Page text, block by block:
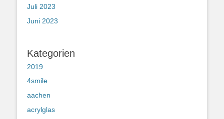
Juli 2023
Juni 2023
Kategorien
2019
4smile
aachen
acrylglas